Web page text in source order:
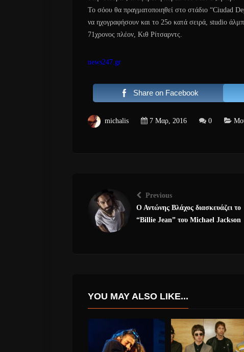
Το σόου θα πραγματοποιηθεί στο στάδιο “Ciudad
να ηχογραφήσουν και το 25ο κατά σειρά, studio
71χρονος πλέον, Κιθ Ρίτσαρντς.
news247.gr
Share on Facebook
michalis 7 Μαρ, 2016 0
Previous
Ο Αντώνης Βλάχος διασκευάζει το
“Billie Jean” του Michael Jackson
YOU MAY ALSO LIKE...